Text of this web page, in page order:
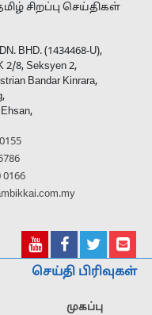
சிறப்பு செய்திகள்
BHD. (1434468-U),
2/8, Seksyen 2,
Bandar Kinrara,
0166
செய்தி பிரிவுகள்
முகப்பு